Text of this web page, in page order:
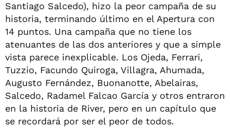
Santiago Salcedo), hizo la peor campaña de su
historia, terminando último en el Apertura con
14 puntos. Una campaña que no tiene los
atenuantes de las dos anteriores y que a simple
vista parece inexplicable. Los Ojeda, Ferrari,
Tuzzio, Facundo Quiroga, Villagra, Ahumada,
Augusto Fernández, Buonanotte, Abelairas,
Salcedo, Radamel Falcao García y otros entraron
en la historia de River, pero en un capítulo que
se recordará por ser el peor de todos.